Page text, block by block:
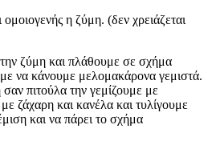
η ζύμη. (δεν χρειάζεται
ζύμη και πλάθουμε σε σχήμα
να κάνουμε μελομακάρονα γεμιστά.
πιτούλα την γεμίζουμε με
ζάχαρη και κανέλα και τυλίγουμε
και να πάρει το σχήμα